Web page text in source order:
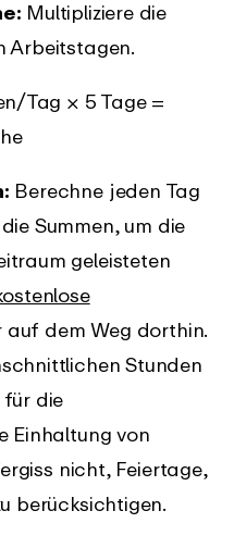
Multipliziere die
Arbeitstagen.
Tag × 5 Tage =
Berechne jeden Tag
Summen, um die
geleisteten
dem Weg dorthin.
Stunden
für die
Einhaltung von
nicht, Feiertage,
berücksichtigen.